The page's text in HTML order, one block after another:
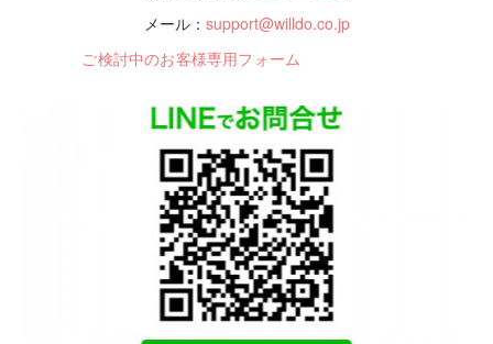
メール： support@willdo.co.jp
ご検討中のお客様専用フォーム